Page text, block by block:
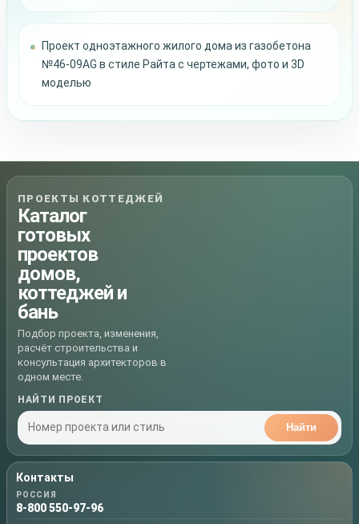
Проект одноэтажного жилого дома из газобетона
№46-09AG в стиле Райта с чертежами, фото и 3D
моделью
ПРОЕКТЫ КОТТЕДЖЕЙ
Каталог
готовых
проектов
домов,
коттеджей и
бань
Подбор проекта, изменения,
расчёт строительства и
консультация архитекторов в
одном месте.
НАЙТИ ПРОЕКТ
Найти
Контакты
РОССИЯ
8-800 550-97-96